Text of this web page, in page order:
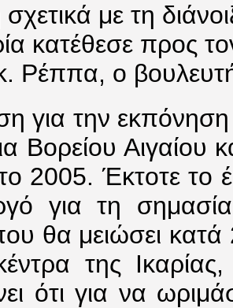
με τη
κατέθεσε προς
Ρέππα, ο
για την εκπόνηση
Βορείου
2005. Έκτοτε το
για τη
θα μειώσει
της
ότι για να